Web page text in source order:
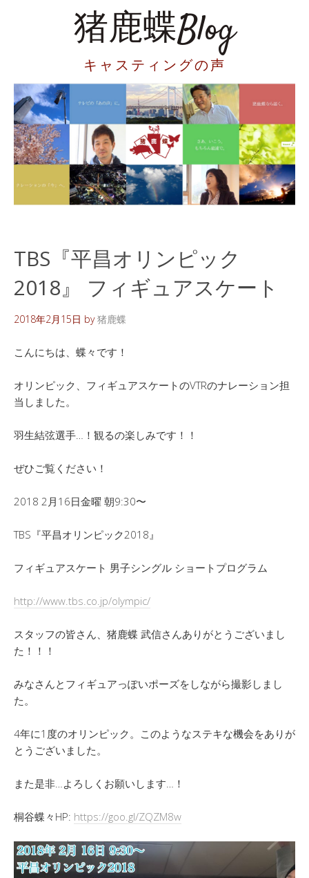
猪鹿蝶Blog
キャスティングの声
TBS『平昌オリンピック
2018』 フィギュアスケート
2018年2月15日 by猪鹿蝶
こんにちは、蝶々です！
オリンピック、フィギュアスケートのVTRのナレーション担
当しました。
羽生結弦選手…！観るの楽しみです！！
ぜひご覧ください！
2018 2月16日金曜 朝9:30〜
TBS『平昌オリンピック2018』
フィギュアスケート 男子シングル ショートプログラム
http://www.tbs.co.jp/olympic/
スタッフの皆さん、猪鹿蝶 武信さんありがとうございまし
た！！！
みなさんとフィギュアっぽいポーズをしながら撮影しまし
た。
4年に1度のオリンピック。このようなステキな機会をありが
とうございました。
また是非…よろしくお願いします…！
桐谷蝶々HP: https://goo.gl/ZQZM8w